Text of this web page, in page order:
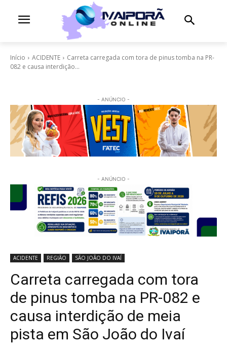
Início ACIDENTE
Carreta carregada com tora de pinus tomba na PR-
082 e causa interdição...
- ANÚNCIO -
- ANÚNCIO -
ACIDENTE REGIÃO SÃO JOÃO DO IVAÍ
Carreta carregada com tora
de pinus tomba na PR-082 e
causa interdição de meia
pista em São João do Ivaí